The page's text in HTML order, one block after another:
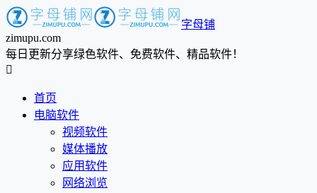
字母铺
zimupu.com
每日更新分享绿色软件、免费软件、精品软件！

首页
电脑软件
视频软件
媒体播放
应用软件
网络浏览